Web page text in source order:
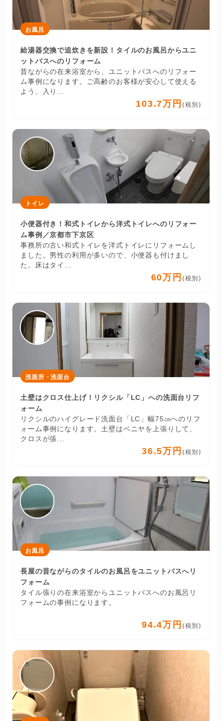
お風呂
給湯器交換で追炊きを新設！タイルのお風呂からユニ
ットバスへのリフォーム
昔ながらの在来浴室から、ユニットバスへのリフォー
ム事例になります。ご高齢のお客様が安心して使える
よう、入り...
103.7万円 (税別)
トイレ
小便器付き！和式トイレから洋式トイレへのリフォー
ム事例／京都市下京区
事務所の古い和式トイレを洋式トイレにリフォームし
ました。男性の利用が多いので、小便器も付けまし
た。床はタイ...
60万円 (税別)
洗面所・洗面台
土壁はクロス仕上げ！リクシル「LC」への洗面台リフ
ォーム
リクシルのハイグレード洗面台「LC」幅75㎝へのリフ
ォーム事例になります。土壁はベニヤを上張りして、
クロスが張...
36.5万円 (税別)
お風呂
長屋の昔ながらのタイルのお風呂をユニットバスへリ
フォーム
タイル張りの在来浴室からユニットバスへのお風呂リ
フォームの事例になります。
94.4万円 (税別)